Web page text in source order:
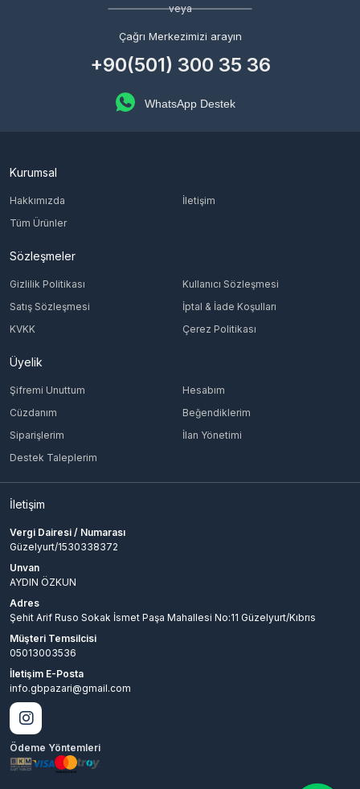
veya
Çağrı Merkezimizi arayın
+90(501) 300 35 36
WhatsApp Destek
Kurumsal
Hakkımızda
İletişim
Tüm Ürünler
Sözleşmeler
Gizlilik Politikası
Kullanıcı Sözleşmesi
Satış Sözleşmesi
İptal & İade Koşulları
KVKK
Çerez Politikası
Üyelik
Şifremi Unuttum
Hesabım
Cüzdanım
Beğendiklerim
Siparişlerim
İlan Yönetimi
Destek Taleplerim
İletişim
Vergi Dairesi / Numarası
Güzelyurt/1530338372
Unvan
AYDIN ÖZKUN
Adres
Şehit Arif Ruso Sokak İsmet Paşa Mahallesi No:11 Güzelyurt/Kıbrıs
Müşteri Temsilcisi
05013003536
İletişim E-Posta
info.gbpazari@gmail.com
Ödeme Yöntemleri